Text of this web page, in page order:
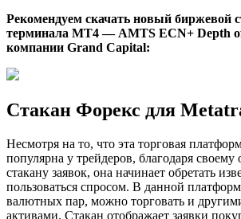
Рекомендуем скачать новый биржевой
терминала МТ4 — AMTS ECN+ Depth
компании Grand Capital:
Стакан Форекс для
Несмотря на то, что эта торговая
популярна у трейдеров, благодаря
стакану заявок, она начинает обретать
пользоваться спросом. В данной
валютных пар, можно торговать и
активами. Стакан отображает заявки